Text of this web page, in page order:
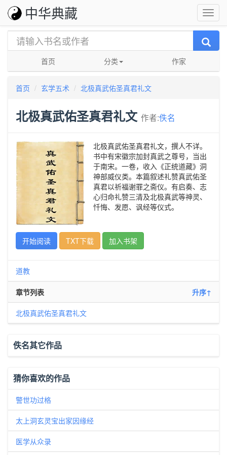
中华典藏
首页 分类 作家
首页 玄学五术 北极真武佑圣真君礼文
北极真武佑圣真君礼文 作者:佚名
北极真武佑圣真君礼文，撰人不详。
书中有宋徽宗加封真武之尊号，当出
于南宋。一卷，收入《正统道藏》洞
神部威仪类。本篇叙述礼赞真武佑圣
真君以祈福谢罪之斋仪。有启奏、志
心归命礼赞三清及北极真武等神灵、
忏悔、发愿、讽经等仪式。
开始阅读 TXT下载 加入书架
道教
章节列表 升序↑
北极真武佑圣真君礼文
佚名其它作品
猜你喜欢的作品
警世功过格
太上洞玄灵宝出家因缘经
医学从众录